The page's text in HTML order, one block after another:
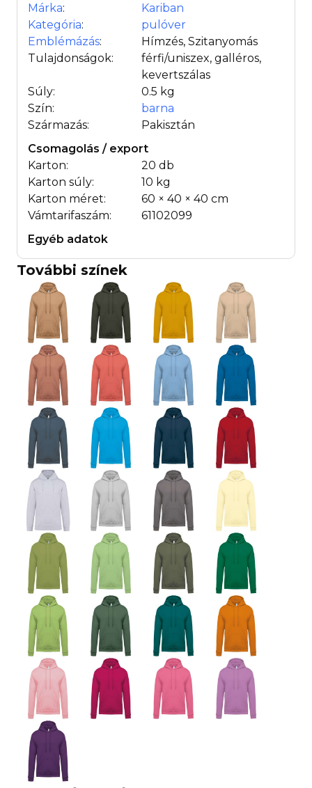
Márka:
Kariban
Kategória:
pulóver
Emblémázás:
Hímzés, Szitanyomás
Tulajdonságok:
férfi/uniszex, galléros,
kevertszálas
Súly:
0.5 kg
Szín:
barna
Származás:
Pakisztán
Csomagolás / export
Karton:
20 db
Karton súly:
10 kg
Karton méret:
60 × 40 × 40 cm
Vámtarifaszám:
61102099
Egyéb adatok
További színek